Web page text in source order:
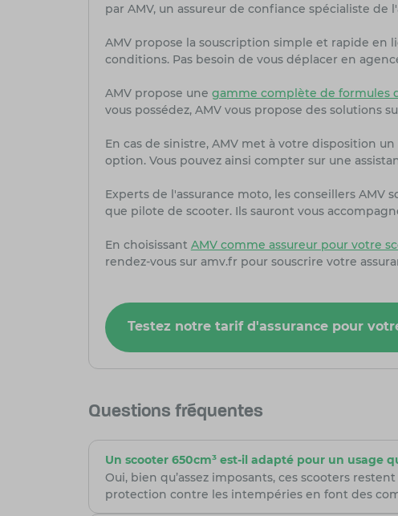
par AMV, un assureur de confiance spécialiste de
AMV propose la souscription simple et rapide
conditions. Pas besoin de vous déplacer en
AMV propose une gamme complète de formules
vous possédez, AMV vous propose des solutions
En cas de sinistre, AMV met à votre disposition
option. Vous pouvez ainsi compter sur une
Experts de l'assurance moto, les conseillers
que pilote de scooter. Ils sauront vous
En choisissant AMV comme assureur pour votre
rendez-vous sur amv.fr pour souscrire votre
Testez notre tarif d'assurance pour
Questions fréquentes
Un scooter 650cm³ est-il adapté pour un usage
Oui, bien qu’assez imposants, ces scooters
protection contre les intempéries en font des